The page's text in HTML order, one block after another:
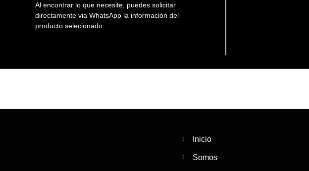
Al encontrar lo que necesite, puedes solicitar
directamente via WhatsApp la información del
producto selecionado.
Inicio
Somos